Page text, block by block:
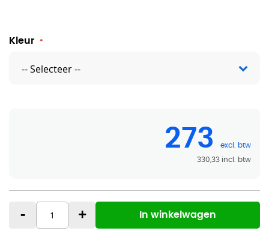
Kleur
273
330,33
- + In winkelwagen